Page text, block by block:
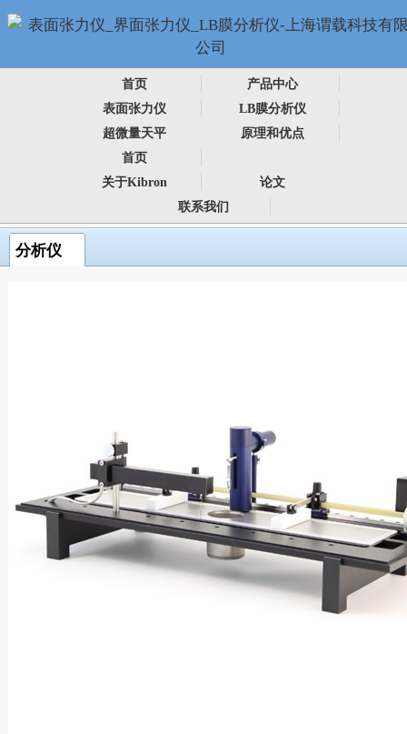
首页
产品中心
表面张力仪
LB膜分析仪
超微量天平
原理和优点
首页
关于Kibron
论文
联系我们
分析仪